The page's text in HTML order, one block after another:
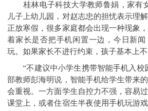
桂林电子科技大学教师鲁娟，家有女
儿子上幼儿园，对赵志忠的担忧表示理
正放寒假，很多家庭都会出现一种现象
着家长是否把手机闲置一边，今日新
玩。如果家长不进行约束，孩子基本上不
“不建议中小学生携带智能手机入校
部教师彭海明说，智能手机给学生带来
会重视。一方面学生自控力不强，容易
课堂上，或者住宿生半夜使用手机玩游